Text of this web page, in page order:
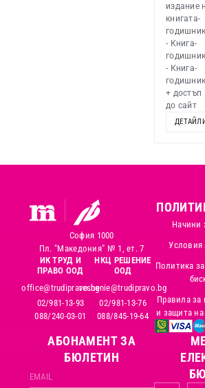
издание
книгата-
- Книга-
- Книга-
годишник
+ достъп
до сайт
ДЕТАЙЛИ
София 1000
Пл. "Македония" № 1, ет. 7
ИК ТРУД И
ПРАВО ООД
office@trudipravo.bg
02/981-13-93
088/240-03-01
НКЦ РЕШЕНИЕ
ООД
reshenie@trudipravo.bg
02/981-13-76
088/845-19-64
Начини
Условия
Политика
Правила за
и защита
АБОНАМЕНТ ЗА
БЮЛЕТИН